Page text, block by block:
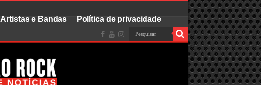
Artistas e Bandas Política de privacidade